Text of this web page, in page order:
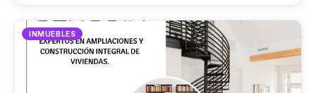
INMUEBLES